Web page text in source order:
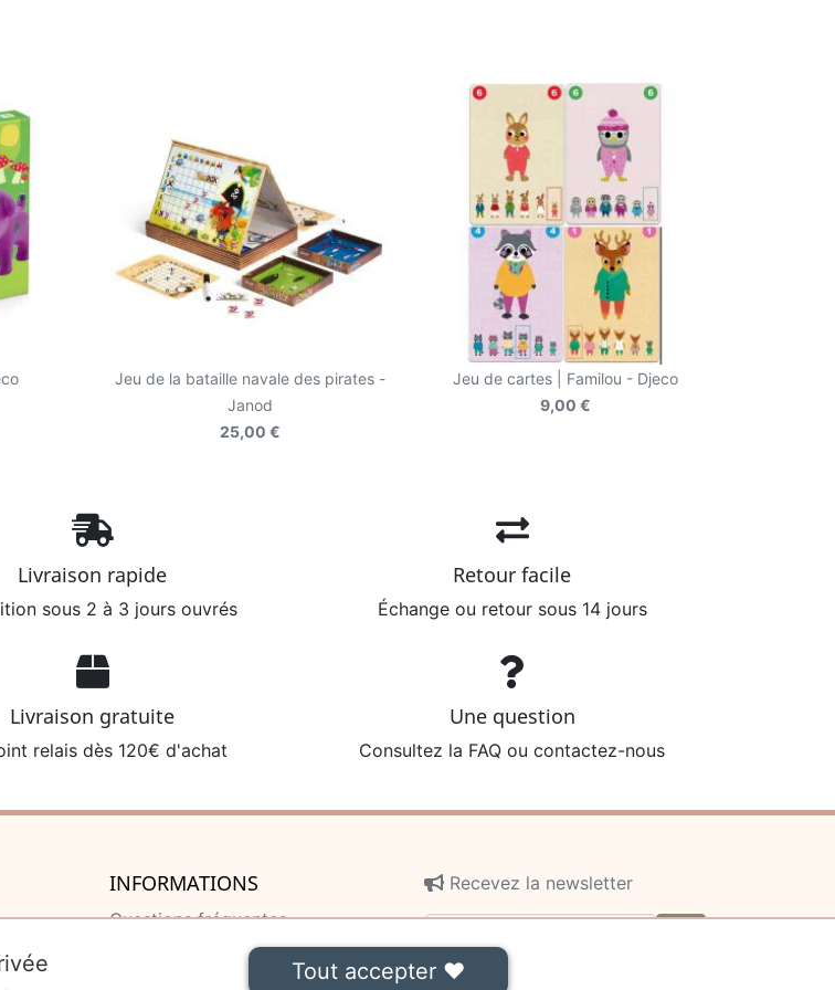
Jeu de la bataille navale des pirates -
Janod
25,00 €
Jeu de cartes | Familou - Djeco
9,00 €
Livraison rapide
sous 2 à 3 jours ouvrés
Retour facile
Échange ou retour sous 14 jours
Livraison gratuite
relais dès 120€ d'achat
Une question
Consultez la FAQ ou contactez-nous
INFORMATIONS
Questions fréquentes
Livraison et retour
Recevez la newsletter
On ne communiquera jamais votre
Tout accepter ❤